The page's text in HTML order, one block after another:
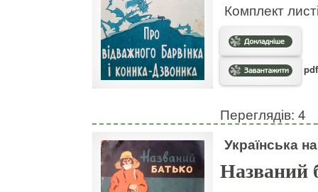
Комплект
Переглядів: 4
Українська
Названий